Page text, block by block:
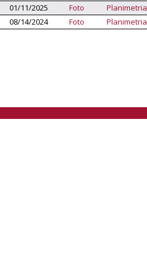
01/11/2025 Foto Planimetria
08/14/2024 Foto Planimetria